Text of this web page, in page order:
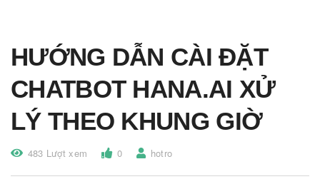
HƯỚNG DẪN CÀI ĐẶT
CHATBOT HANA.AI XỬ
LÝ THEO KHUNG GIỜ
483 Lượt xem 0 hotro